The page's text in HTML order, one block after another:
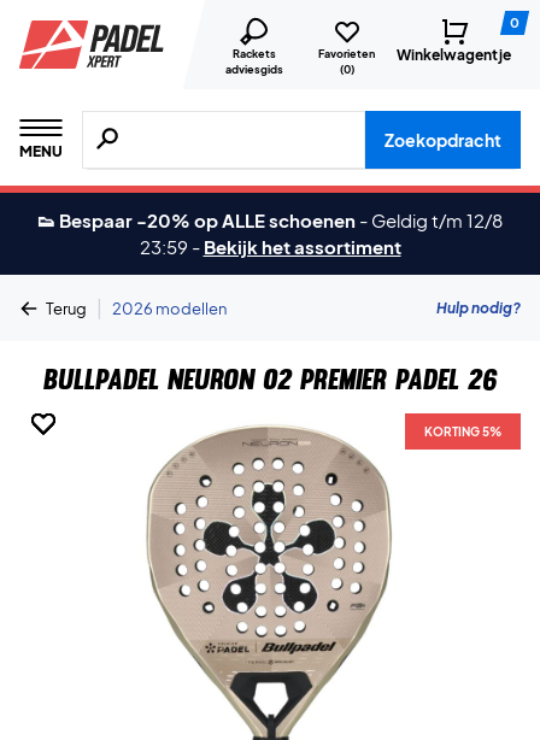
Rackets
adviesgids
Favorieten
(0)
0
Winkelwagentje
MENU
Zoeken naar producten, merken etc.
Zoekopdracht
👟 Bespaar -20% op ALLE schoenen - Geldig t/m 12/8
23:59 - Bekijk het assortiment
Terug | 2026 modellen Hulp nodig?
Bullpadel Neuron 02 Premier Padel 26
KORTING 5%
KORTING 5%
KORTING 5%
KORTING 5%
KORTING 5%
KORTING 5%